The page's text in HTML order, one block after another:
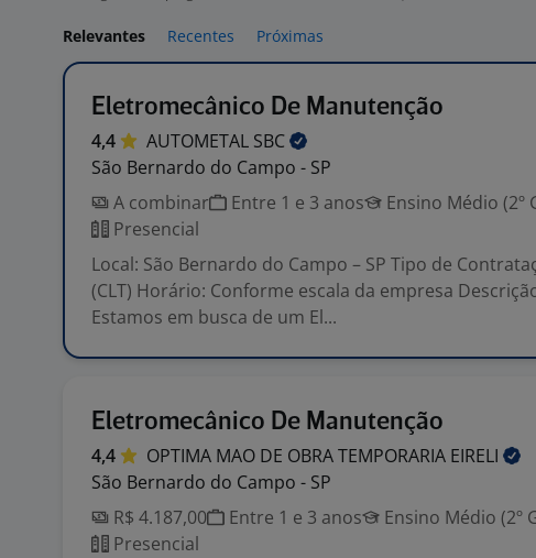
Relevantes Recentes Próximas
Eletromecânico De Manutenção
4,4 AUTOMETAL SBC
São Bernardo do Campo - SP
A combinar
Entre 1 e 3 anos
Ensino Médio (2º
Presencial
Local: São Bernardo do Campo – SP Tipo de
(CLT) Horário: Conforme escala da empresa
Estamos em busca de um El...
Eletromecânico De Manutenção
4,4 OPTIMA MAO DE OBRA TEMPORARIA EIRELI
São Bernardo do Campo - SP
R$ 4.187,00
Entre 1 e 3 anos
Ensino Médio (2º
Presencial